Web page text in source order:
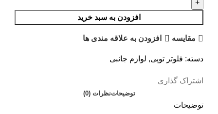
افزودن به سبد خرید
مقایسه افزودن به علاقه مندی ها
دسته: فلوتر توپی, لوازم جانبی
اشتراک گذاری
توضیحاتنظرات (0)
توضیحات